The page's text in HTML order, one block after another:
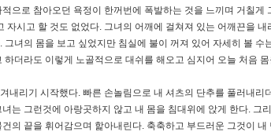
으로 참아오던 욕정이 한꺼번에 폭발하는 것을 느끼며 거칠
시고 할 것도 없었다. 그녀의 어깨에 걸쳐져 있는 어깨끈을
녀의 몸을 보고 싶었지만 침실에 불이 꺼져 있어 자세히 볼
더라도 이렇게 노골적으로 대쉬를 해오고 심지어 오늘 처음
리기 시작했다. 빠른 손놀림으로 내 셔츠의 단추를 풀러내
는 그런것에 아랑곳하지 않고 내 몸을 침대위에 앉게 한다.
의 끝을 휘어감으며 핥아내린다. 축축하고 부드러운 그것이